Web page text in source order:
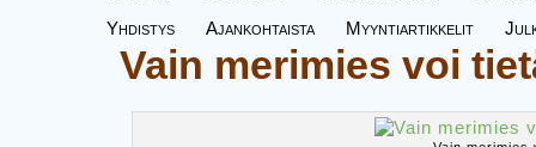
Yhdistys
Ajankohtaista Myyntiartikkelit
Vain merimies voi